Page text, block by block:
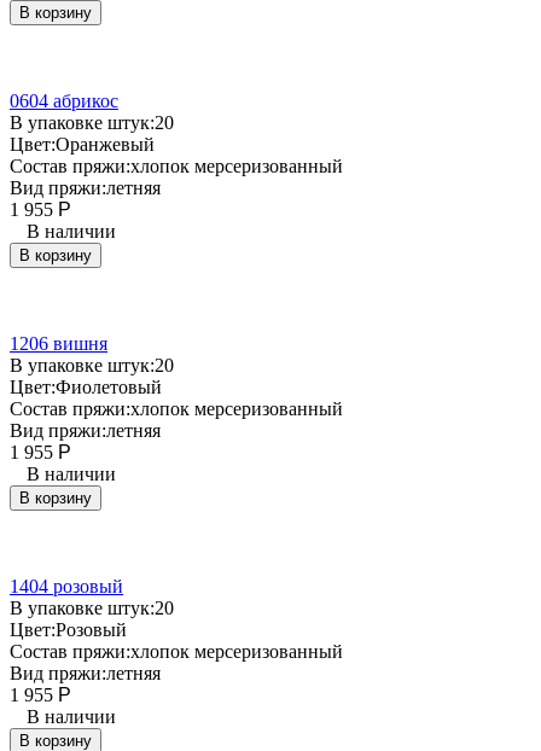
В корзину
0604 абрикос
В упаковке штук:20
Цвет:Оранжевый
Состав пряжи:хлопок мерсеризованный
Вид пряжи:летняя
1 955 Р
В наличии
В корзину
1206 вишня
В упаковке штук:20
Цвет:Фиолетовый
Состав пряжи:хлопок мерсеризованный
Вид пряжи:летняя
1 955 Р
В наличии
В корзину
1404 розовый
В упаковке штук:20
Цвет:Розовый
Состав пряжи:хлопок мерсеризованный
Вид пряжи:летняя
1 955 Р
В наличии
В корзину